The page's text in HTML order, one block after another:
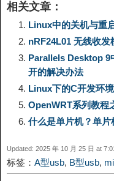
y
L
i
n
g
r
a
n
k
e
d
I
相关文章：
Linux中的关机与重
nRF24L01 无线收
Parallels Desktop 9
开的解决办法
Linux下的C开发环
OpenWRT系列教程
什么是单片机？单
Updated: 2025 年 10 月 25 日 at
标签： A型usb, B型usb,